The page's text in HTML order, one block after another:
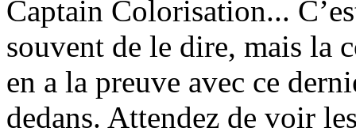
Captain Colorisation...
souvent de le dire, mais la
en a la preuve avec ce
dedans. Attendez de voir